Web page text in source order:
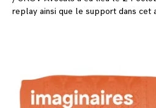
replay ainsi que le support dans cet